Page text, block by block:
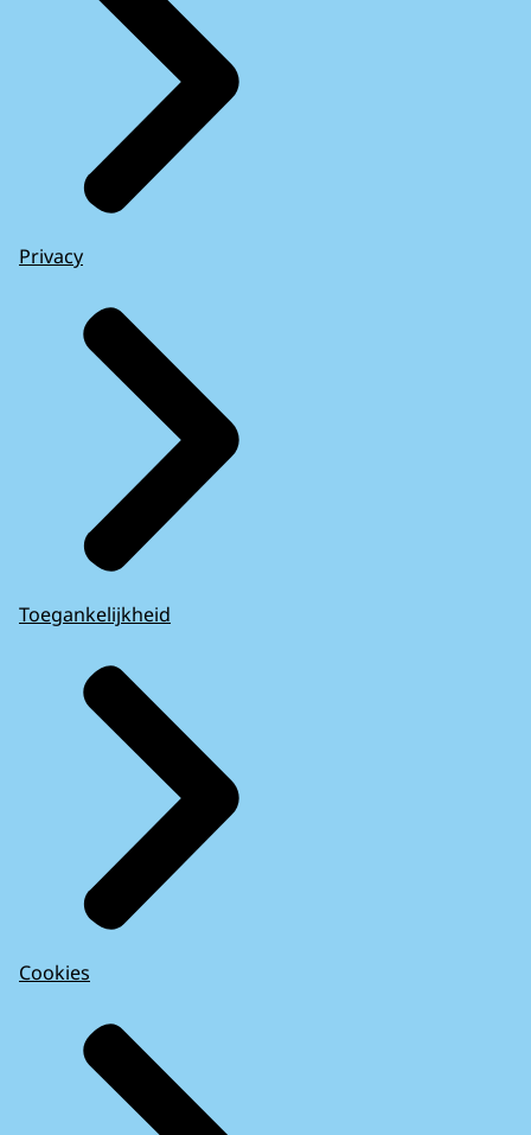
Privacy
Toegankelijkheid
Cookies